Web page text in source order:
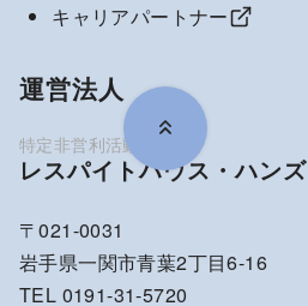
キャリアパートナー
運営法人
レスパイトハウス・ハンズ
〒021-0031
岩手県一関市青葉2丁目6-16
TEL 0191-31-5720